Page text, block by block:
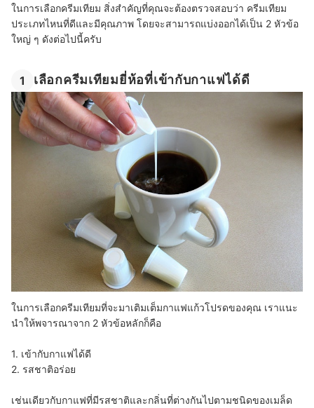
ในการเลือกครีมเทียม สิ่งสำคัญที่คุณจะต้องตรวจสอบว่า ครีมเทียม
ประเภทไหนที่ดีและมีคุณภาพ โดยจะสามารถแบ่งออกได้เป็น 2 หัวข้อ
ใหญ่ ๆ ดังต่อไปนี้ครับ
1 เลือกครีมเทียมยี่ห้อที่เข้ากับกาแฟได้ดี
ในการเลือกครีมเทียมที่จะมาเติมเต็มกาแฟแก้วโปรดของคุณ เราแนะ
นำให้พจารณาจาก 2 หัวข้อหลักก็คือ
1. เข้ากับกาแฟได้ดี
2. รสชาติอร่อย
เช่นเดียวกับกาแฟที่มีรสชาติและกลิ่นที่ต่างกันไปตามชนิดของเมล็ด